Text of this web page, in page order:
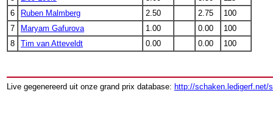
6
Ruben Malmberg 2.50 2.75
100
7
Maryam Gafurova 1.00 0.00
100
8
Tim van Atteveldt 0.00 0.00 100
Live gegenereerd uit onze grand prix database: http://schaken.ledigerf.net/